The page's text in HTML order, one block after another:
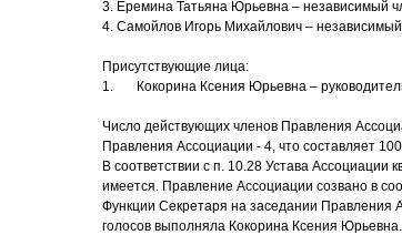
3. Еремина Татьяна Юрьевна – независимый
4. Самойлов Игорь Михайлович –
Присутствующие лица:
1. Кокорина Ксения Юрьевна –
Число действующих членов Правления
Правления Ассоциации - 4, что составляет
В соответствии с п. 10.28 Устава Ассоциации
имеется. Правление Ассоциации созвано в
Функции Секретаря на заседании Правления
голосов выполняла Кокорина Ксения Юрьевна.